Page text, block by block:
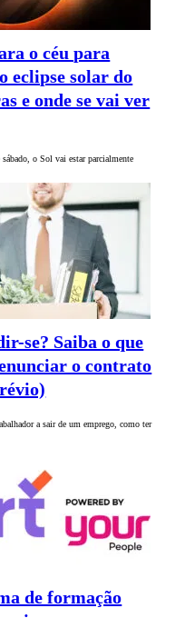
o céu para
eclipse solar do
e onde se vai ver
sábado, o Sol vai estar parcialmente
se? Saiba o que
o contrato
a sair de um emprego, como ter
de formação